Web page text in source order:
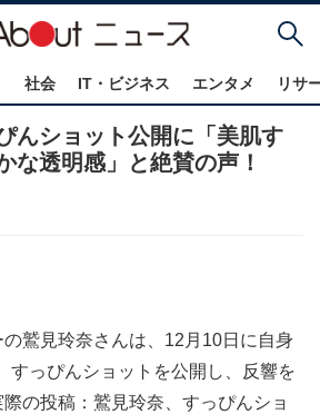
社会 IT・ビジネス エンタメ リサ
んショット公開に「美肌す
な透明感」と絶賛の声！
鷲見玲奈さんは、12月10日に自身
すっぴんショットを公開し、反響を
の投稿：鷲見玲奈、すっぴんショ